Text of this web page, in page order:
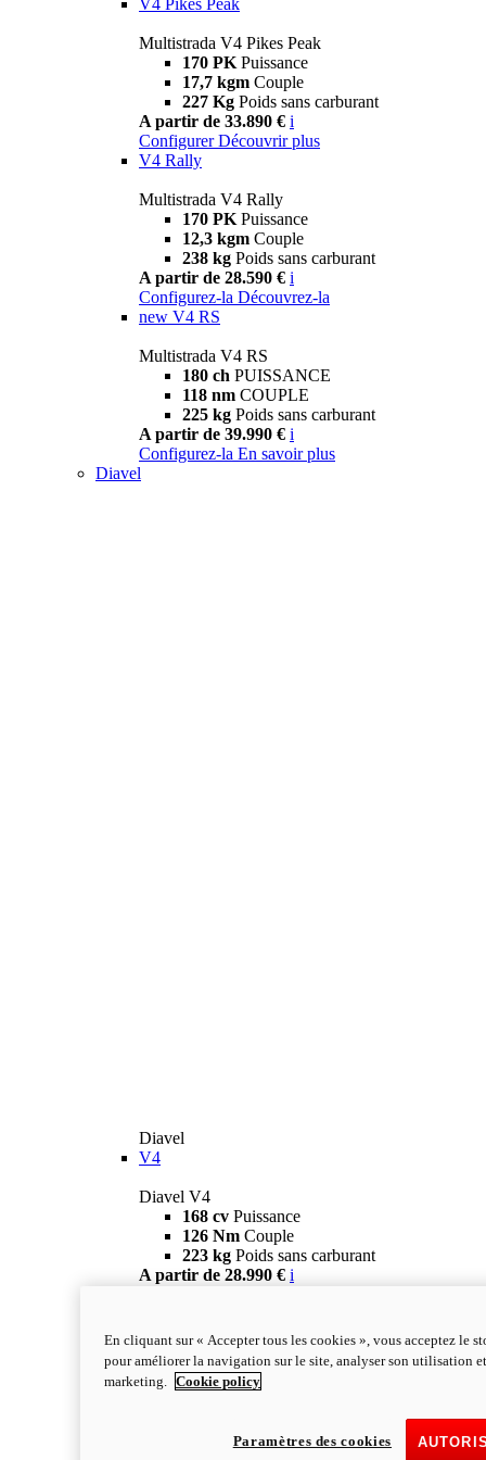
Multistrada V4 Pikes Peak
170 PK Puissance
17,7 kgm Couple
227 Kg Poids sans carburant
A partir de 33.890 € i
Configurer Découvrir plus
V4 Rally
Multistrada V4 Rally
170 PK Puissance
12,3 kgm Couple
238 kg Poids sans carburant
A partir de 28.590 € i
Configurez-la Découvrez-la
new V4 RS
Multistrada V4 RS
180 ch PUISSANCE
118 nm COUPLE
225 kg Poids sans carburant
A partir de 39.990 € i
Configurez-la En savoir plus
Diavel
Diavel
V4
Diavel V4
168 cv Puissance
126 Nm Couple
223 kg Poids sans carburant
A partir de 28.990 € i
Diavel V4 RS
182 chPUISSANCE
120 NmCOUPLE
Configurateur En savoir plus
En cliquant sur « Accepter tous les cookies », vous acceptez le
pour améliorer la navigation sur le site, analyser son utilisation
marketing.
Cookie policy
Paramètres des cookies